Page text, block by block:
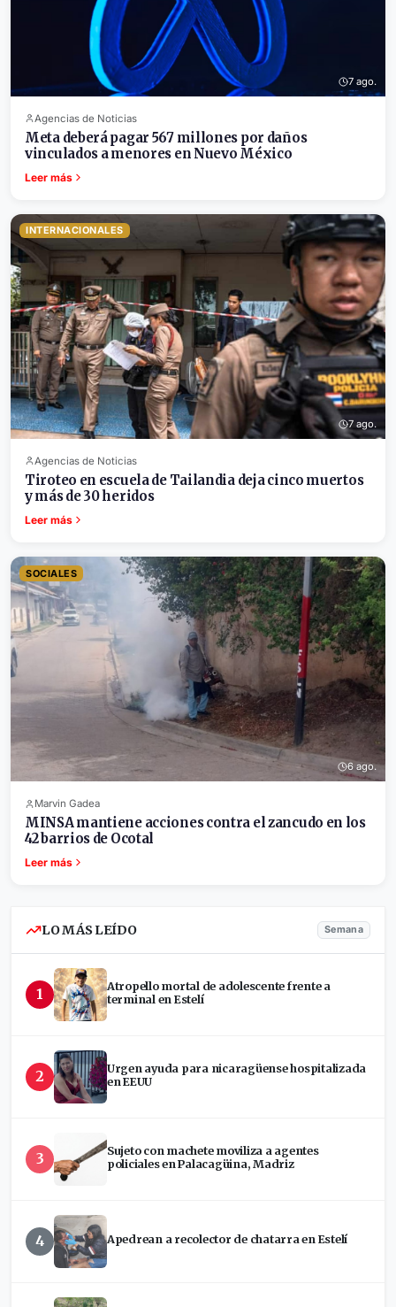
7 ago.
Agencias de Noticias
Meta deberá pagar 567 millones por daños
vinculados a menores en Nuevo México
Leer más
INTERNACIONALES
7 ago.
Agencias de Noticias
Tiroteo en escuela de Tailandia deja cinco muertos
y más de 30 heridos
Leer más
SOCIALES
6 ago.
Marvin Gadea
MINSA mantiene acciones contra el zancudo en los
42 barrios de Ocotal
Leer más
LO MÁS LEÍDO Semana
1
Atropello mortal de adolescente frente a
terminal en Estelí
2
Urgen ayuda para nicaragüense hospitalizada
en EEUU
3
Sujeto con machete moviliza a agentes
policiales en Palacagüina, Madriz
4 Apedrean a recolector de chatarra en Estelí